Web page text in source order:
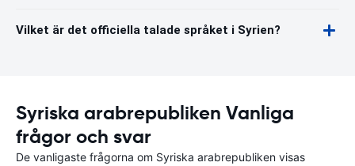
Vilket är det officiella talade språket i Syrien?
Syriska arabrepubliken Vanliga
frågor och svar
De vanligaste frågorna om Syriska arabrepubliken visas